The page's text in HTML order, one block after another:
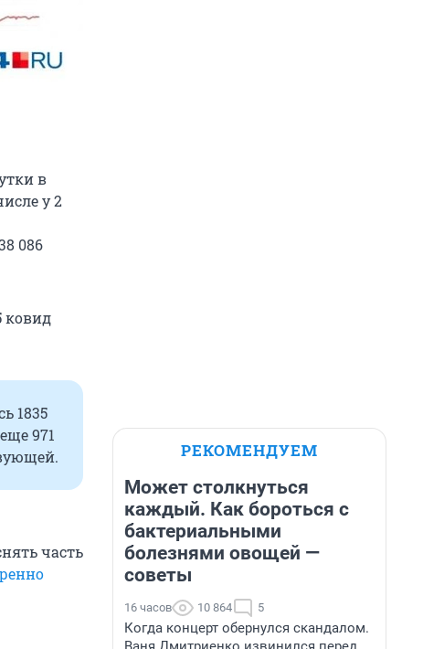
в
у 2
086
ковид
1835
971
часть
РЕКОМЕНДУЕМ
Может столкнуться
каждый. Как бороться с
бактериальными
болезнями овощей —
советы
16 часов 10 864 5
Когда концерт обернулся скандалом.